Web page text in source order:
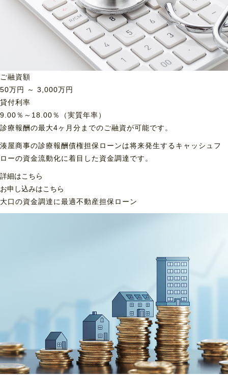
ご融資額
50万円 ～ 3,000万円
貸付利率
9.00％～18.00％（実質年率）
診療報酬の最大4ヶ月分までのご融資が可能です。
湊屋商事の診療報酬債権担保ローンは将来発生するキャッシュフ
ローの資金流動化に着目した資金調達です。
詳細はこちら
お申し込みはこちら
大口の資金調達に最適不動産担保ローン